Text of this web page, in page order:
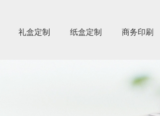
礼盒定制 纸盒定制 商务印刷